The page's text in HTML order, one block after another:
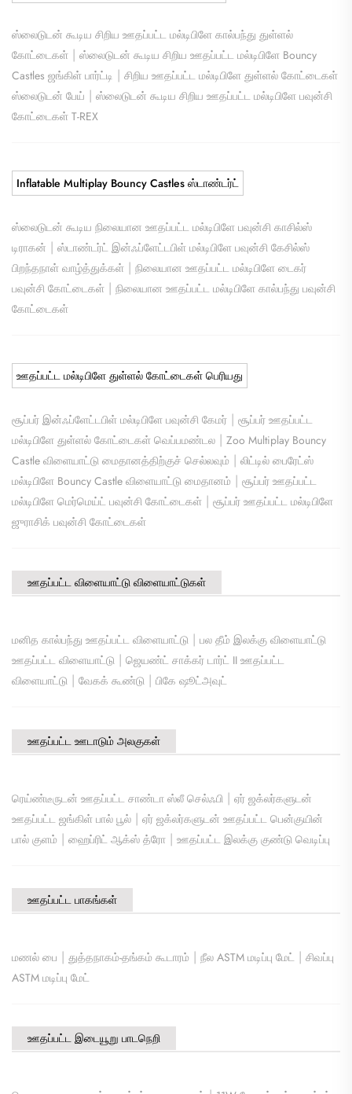
ஸ்லைடுடன் கூடிய சிறிய ஊதப்பட்ட மல்டிபிளே கால்பந்து துள்ளல்
கோட்டைகள் | ஸ்லைடுடன் கூடிய சிறிய ஊதப்பட்ட மல்டிபிளே Bouncy
Castles ஜங்கிள் பார்ட்டி | சிறிய ஊதப்பட்ட மல்டிபிளே துள்ளல் கோட்டைகள்
ஸ்லைடுடன் பேய் | ஸ்லைடுடன் கூடிய சிறிய ஊதப்பட்ட மல்டிபிளே பவுன்சி
கோட்டைகள் T-REX
Inflatable Multiplay Bouncy Castles ஸ்டாண்டர்ட்
ஸ்லைடுடன் கூடிய நிலையான ஊதப்பட்ட மல்டிபிளே பவுன்சி காசில்ஸ்
டிராகன் | ஸ்டாண்டர்ட் இன்ஃப்ளேட்டபிள் மல்டிபிளே பவுன்சி கேசில்ஸ்
பிறந்தநாள் வாழ்த்துக்கள் | நிலையான ஊதப்பட்ட மல்டிபிளே டைகர்
பவுன்சி கோட்டைகள் | நிலையான ஊதப்பட்ட மல்டிபிளே கால்பந்து பவுன்சி
கோட்டைகள்
ஊதப்பட்ட மல்டிபிளே துள்ளல் கோட்டைகள் பெரியது
சூப்பர் இன்ஃப்ளேட்டபிள் மல்டிபிளே பவுன்சி கேமர் | சூப்பர் ஊதப்பட்ட
மல்டிபிளே துள்ளல் கோட்டைகள் வெப்பமண்டல | Zoo Multiplay Bouncy
Castle விளையாட்டு மைதானத்திற்குச் செல்லவும் | லிட்டில் பைரேட்ஸ்
மல்டிபிளே Bouncy Castle விளையாட்டு மைதானம் | சூப்பர் ஊதப்பட்ட
மல்டிபிளே மெர்மெய்ட் பவுன்சி கோட்டைகள் | சூப்பர் ஊதப்பட்ட மல்டிபிளே
ஜுராசிக் பவுன்சி கோட்டைகள்
ஊதப்பட்ட விளையாட்டு விளையாட்டுகள்
மனித கால்பந்து ஊதப்பட்ட விளையாட்டு | பல தீம் இலக்கு விளையாட்டு
ஊதப்பட்ட விளையாட்டு | ஜெயண்ட் சாக்கர் டார்ட் II ஊதப்பட்ட
விளையாட்டு | வேகக் கூண்டு | பிகே ஷூட்அவுட்
ஊதப்பட்ட ஊடாடும் அலகுகள்
ரெய்ண்டீருடன் ஊதப்பட்ட சாண்டா ஸ்லீ செல்ஃபி | ஏர் ஜக்லர்களுடன்
ஊதப்பட்ட ஜங்கிள் பால் பூல் | ஏர் ஜக்லர்களுடன் ஊதப்பட்ட பென்குயின்
பால் குளம் | ஹைப்ரிட் ஆக்ஸ் த்ரோ | ஊதப்பட்ட இலக்கு குண்டு வெடிப்பு
ஊதப்பட்ட பாகங்கள்
மணல் பை | துத்தநாகம்-தங்கம் கூடாரம் | நீல ASTM மடிப்பு மேட் | சிவப்பு
ASTM மடிப்பு மேட்
ஊதப்பட்ட இடையூறு பாடநெறி